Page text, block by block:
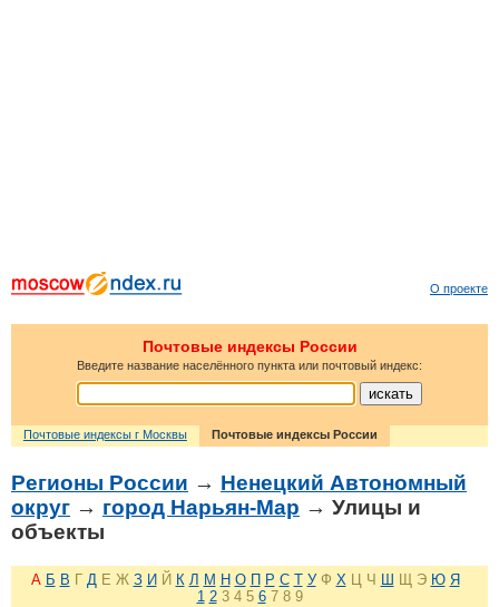
О проекте
Почтовые индексы России
Введите название населённого пункта или почтовый индекс:
Почтовые индексы г Москвы Почтовые индексы России
Регионы России → Ненецкий Автономный
округ → город Нарьян-Мар → Улицы и
объекты
А Б В Г Д Е Ж З И Й К Л М Н О П Р С Т У Ф Х Ц Ч Ш Щ Э Ю Я
1 2 3 4 5 6 7 8 9